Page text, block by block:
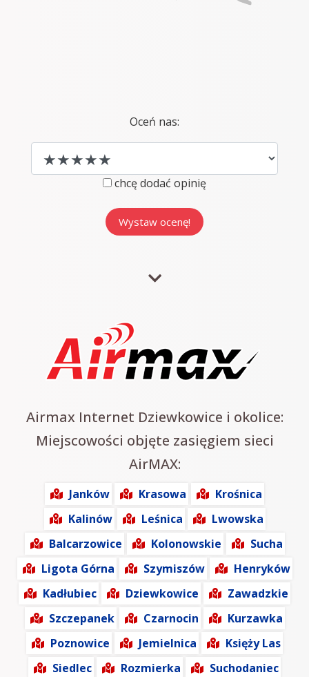
Oceń nas:
chcę dodać opinię
Airmax Internet Dziewkowice i okolice:
Miejscowości objęte zasięgiem sieci
AirMAX:
Janków Krasowa
Krośnica
Kalinów
Leśnica
Lwowska
Balcarzowice
Kolonowskie
Sucha
Ligota Górna
Szymiszów
Henryków
Kadłubiec
Dziewkowice
Zawadzkie
Szczepanek
Czarnocin
Kurzawka
Poznowice
Jemielnica
Księży Las
Siedlec
Rozmierka
Suchodaniec